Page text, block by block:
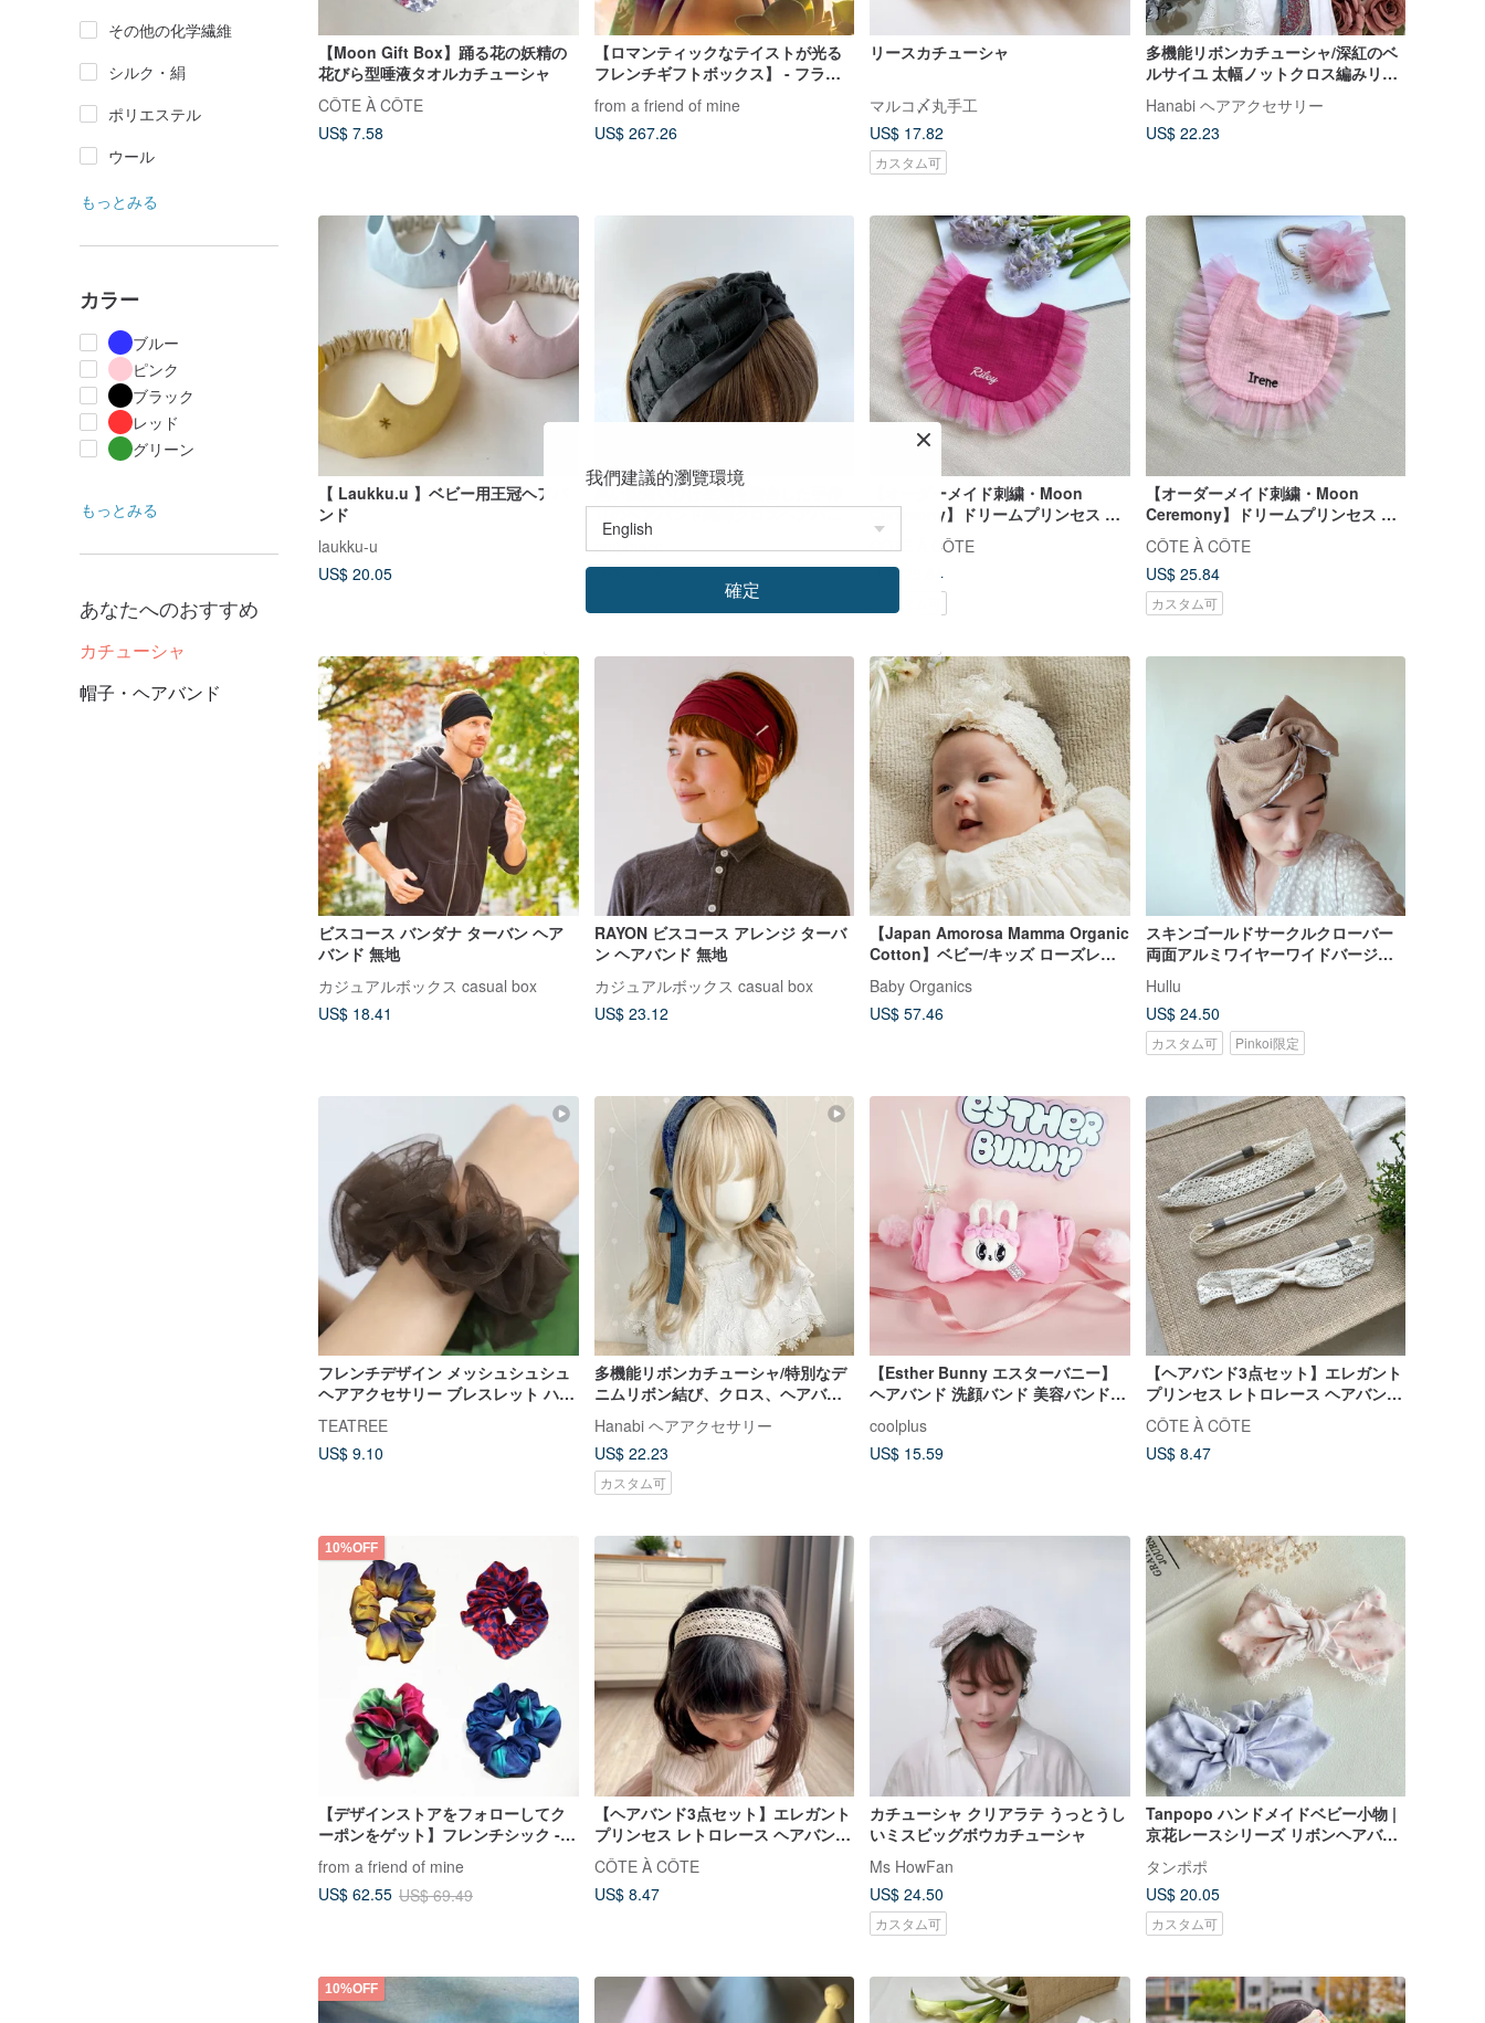
その他の化学繊維
シルク・絹
ポリエステル
ウール
もっとみる
カラー
ブルー
ピンク
ブラック
レッド
グリーン
もっとみる
あなたへのおすすめ
カチューシャ
帽子・ヘアバンド
【Moon Gift Box】踊る花の妖精の
花びら型唾液タオルカチューシャ
CÔTE À CÔTE
US$ 7.58
【ロマンティックなテイストが光る
フレンチギフトボックス】 - フラン
スのファッションブティック - ピュ
アシルクプリントのヘッドスカーフ
from a friend of mine
US$ 267.26
リースカチューシャ
マルコ〆丸手工
US$ 17.82
カスタム可
多機能リボンカチューシャ/深紅のベ
ルサイユ 太幅ノットクロス編みリボ
ンヘアバンドカチューシャ
Hanabi ヘアアクセサリー
US$ 22.23
【 Laukku.u 】ベビー用王冠ヘアバ
ンド
laukku-u
US$ 20.05
黒い四角いひげ生地を接合した手作
りのヘアバンド純綿クロスヘアバン
ド通気性
pmpmacc
US$ 16.93
【オーダーメイド刺繍・Moon
Ceremony】ドリームプリンセス ダ
ンシングガーゼマウスタオル 花カチ
ューシャ
CÔTE À CÔTE
US$ 25.84
【オーダーメイド刺繍・Moon
Ceremony】ドリームプリンセス ダ
ンシングガーゼマウスタオル 花カチ
ューシャ
CÔTE À CÔTE
US$ 25.84
カスタム可
ビスコース バンダナ ターバン ヘア
バンド 無地
カジュアルボックス casual box
US$ 18.41
RAYON ビスコース アレンジ ターバ
ン ヘアバンド 無地
カジュアルボックス casual box
US$ 23.12
【Japan Amorosa Mamma Organic
Cotton】ベビー/キッズ ローズレー
スカチューシャ
Baby Organics
US$ 57.46
スキンゴールドサークルクローバー
両面アルミワイヤーワイドバージョ
ンヘッドバンド軟鉄ワイヤーヘッド
バンド
Hullu
US$ 24.50
カスタム可 Pinkoi限定
フレンチデザイン メッシュシュシュ
ヘアアクセサリー ブレスレット ハン
ドメイド
TEATREE
US$ 9.10
多機能リボンカチューシャ/特別なデ
ニムリボン結び、クロス、ヘアバン
ド風、幅広、痛くないヘッドバン
ド、ヘアアクセサリー
Hanabi ヘアアクセサリー
US$ 22.23
カスタム可
【Esther Bunny エスターバニー】
ヘアバンド 洗顔バンド 美容バンド
スポーツバンド
coolplus
US$ 15.59
【ヘアバンド3点セット】エレガント
プリンセス レトロレース ヘアバンド
お宮参り ギフトボックス 全3種
CÔTE À CÔTE
US$ 8.47
10%OFF
【デザインストアをフォローしてク
ーポンをゲット】フレンチシック -
トセット
from a friend of mine
US$ 62.55 US$ 69.49
【ヘアバンド3点セット】エレガント
プリンセス レトロレース ヘアバンド
お宮参りギフトボックス 全3種 新生
児
CÔTE À CÔTE
US$ 8.47
カチューシャ クリアラテ うっとうし
いミスビッグボウカチューシャ
Ms HowFan
US$ 24.50
カスタム可
Tanpopo ハンドメイドベビー小物 |
京花レースシリーズ リボンヘアバン
タンポポ
US$ 20.05
カスタム可
10%OFF
我們建議的瀏覽環境
確定